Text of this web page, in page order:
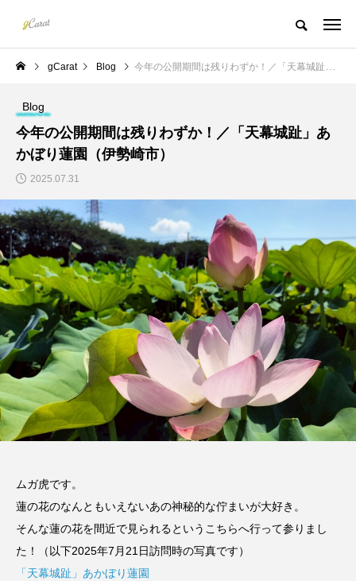
gCarat Blog 今年の公開期間は残りわずか！／「天幕城趾」あかぼり蓮園（伊勢崎市）
Blog
今年の公開期間は残りわずか！／「天幕城趾」あ
かぼり蓮園（伊勢崎市）
2025.07.31
ムガ虎です。
蓮の花のなんともいえないあの神秘的な佇まいが大好き。
そんな蓮の花を間近で見られるというこちらへ行って参りまし
た！（以下2025年7月21日訪問時の写真です）
「天幕城趾」あかぼり蓮園